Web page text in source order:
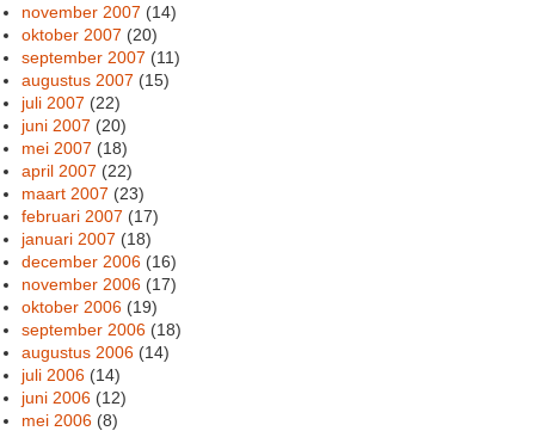
november 2007 (14)
oktober 2007 (20)
september 2007 (11)
augustus 2007 (15)
juli 2007 (22)
juni 2007 (20)
mei 2007 (18)
april 2007 (22)
maart 2007 (23)
februari 2007 (17)
januari 2007 (18)
december 2006 (16)
november 2006 (17)
oktober 2006 (19)
september 2006 (18)
augustus 2006 (14)
juli 2006 (14)
juni 2006 (12)
mei 2006 (8)